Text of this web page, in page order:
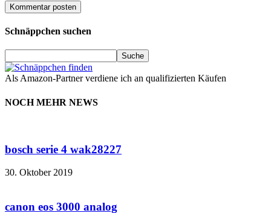
Schnäppchen suchen
Als Amazon-Partner verdiene ich an qualifizierten Käufen
NOCH MEHR NEWS
bosch serie 4 wak28227
30. Oktober 2019
canon eos 3000 analog